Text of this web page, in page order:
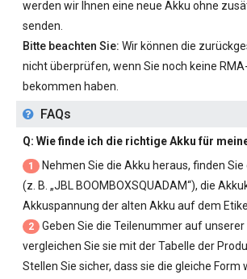
werden wir Ihnen eine neue Akku ohne
senden.
Bitte beachten Sie: Wir können die
nicht überprüfen, wenn Sie noch keine
bekommen haben.
FAQs
Q: Wie finde ich die richtige Akku für
1
Nehmen Sie die Akku heraus, finden
(z. B. „JBL BOOMBOXSQUADAM“), die
Akkuspannung der alten Akku auf dem
2
Geben Sie die Teilenummer auf unserer
vergleichen Sie sie mit der Tabelle der
Stellen Sie sicher, dass sie die gleiche Form